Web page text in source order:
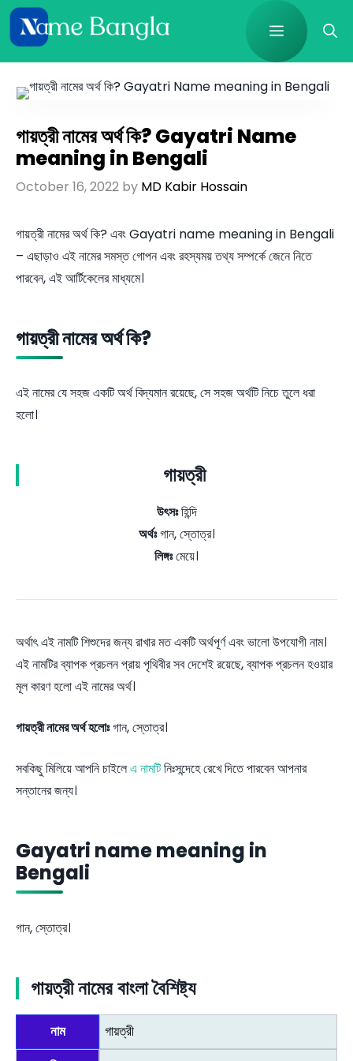
Skip
Menu
গায়ত্রী নামের অর্থ কি? Gayatri Name
meaning in Bengali
October 16, 2022 by MD Kabir Hossain
গায়ত্রী নামের অর্থ কি? এবং Gayatri name meaning in Bengali
– এছাড়াও এই নামের সমস্ত গোপন এবং রহস্যময় তথ্য সম্পর্কে জেনে নিতে
পারবেন, এই আর্টিকেলের মাধ্যমে।
গায়ত্রী নামের অর্থ কি?
এই নামের যে সহজ একটি অর্থ বিদ্যমান রয়েছে, সে সহজ অর্থটি নিচে তুলে ধরা
হলো।
গায়ত্রী
উৎসঃহিন্দি
অর্থঃগান, স্তোত্র।
লিঙ্গঃমেয়ে।
অর্থাৎ এই নামটি শিশুদের জন্য রাখার মত একটি অর্থপূর্ণ এবং ভালো উপযোগী নাম।
এই নামটির ব্যাপক প্রচলন প্রায় পৃথিবীর সব দেশেই রয়েছে, ব্যাপক প্রচলন হওয়ার
মূল কারণ হলো এই নামের অর্থ।
গায়ত্রী নামের অর্থ হলোঃগান, স্তোত্র।
সবকিছু মিলিয়ে আপনি চাইলেএ নামটিনিঃসন্দেহে রেখে দিতে পারবেন আপনার
সন্তানের জন্য।
Gayatri name meaning in
Bengali
গান, স্তোত্র।
গায়ত্রী নামের বাংলা বৈশিষ্ট্য
নাম গায়ত্রী